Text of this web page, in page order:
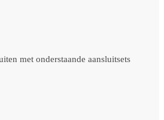
met onderstaande aansluitsets